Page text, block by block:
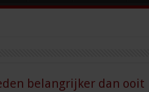
belangrijker dan ooit